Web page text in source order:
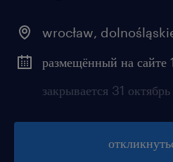
wrocław,
размещённый на
закрывается 31